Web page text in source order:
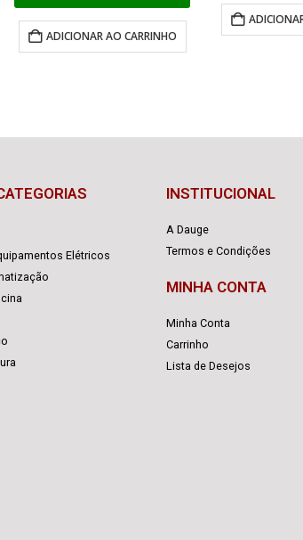
ADICIONAR AO CARRINHO
Elétricos
Termos e Condições
Carrinho
Lista de Desejos